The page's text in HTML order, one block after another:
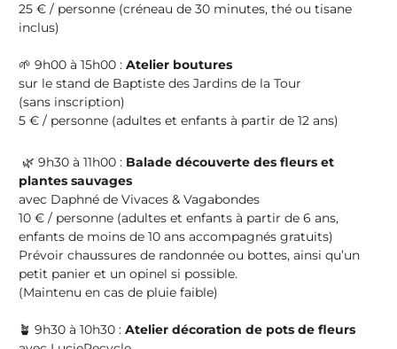
25 € / personne (créneau de 30 minutes, thé ou tisane
inclus)
🌱 9h00 à 15h00 : Atelier boutures
sur le stand de Baptiste des Jardins de la Tour
(sans inscription)
5 € / personne (adultes et enfants à partir de 12 ans)
🌿 9h30 à 11h00 : Balade découverte des fleurs et
plantes sauvages
avec Daphné de Vivaces & Vagabondes
10 € / personne (adultes et enfants à partir de 6 ans,
enfants de moins de 10 ans accompagnés gratuits)
Prévoir chaussures de randonnée ou bottes, ainsi qu’un
petit panier et un opinel si possible.
(Maintenu en cas de pluie faible)
🪴 9h30 à 10h30 : Atelier décoration de pots de fleurs